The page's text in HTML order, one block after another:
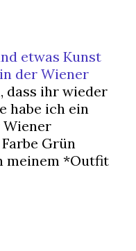
etwas Kunst
der Wiener
dass ihr wieder
habe ich ein
Wiener
Grün
meinem *Outfit